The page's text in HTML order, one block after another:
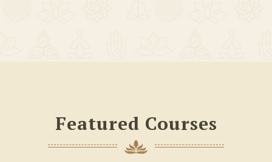
Featured Courses